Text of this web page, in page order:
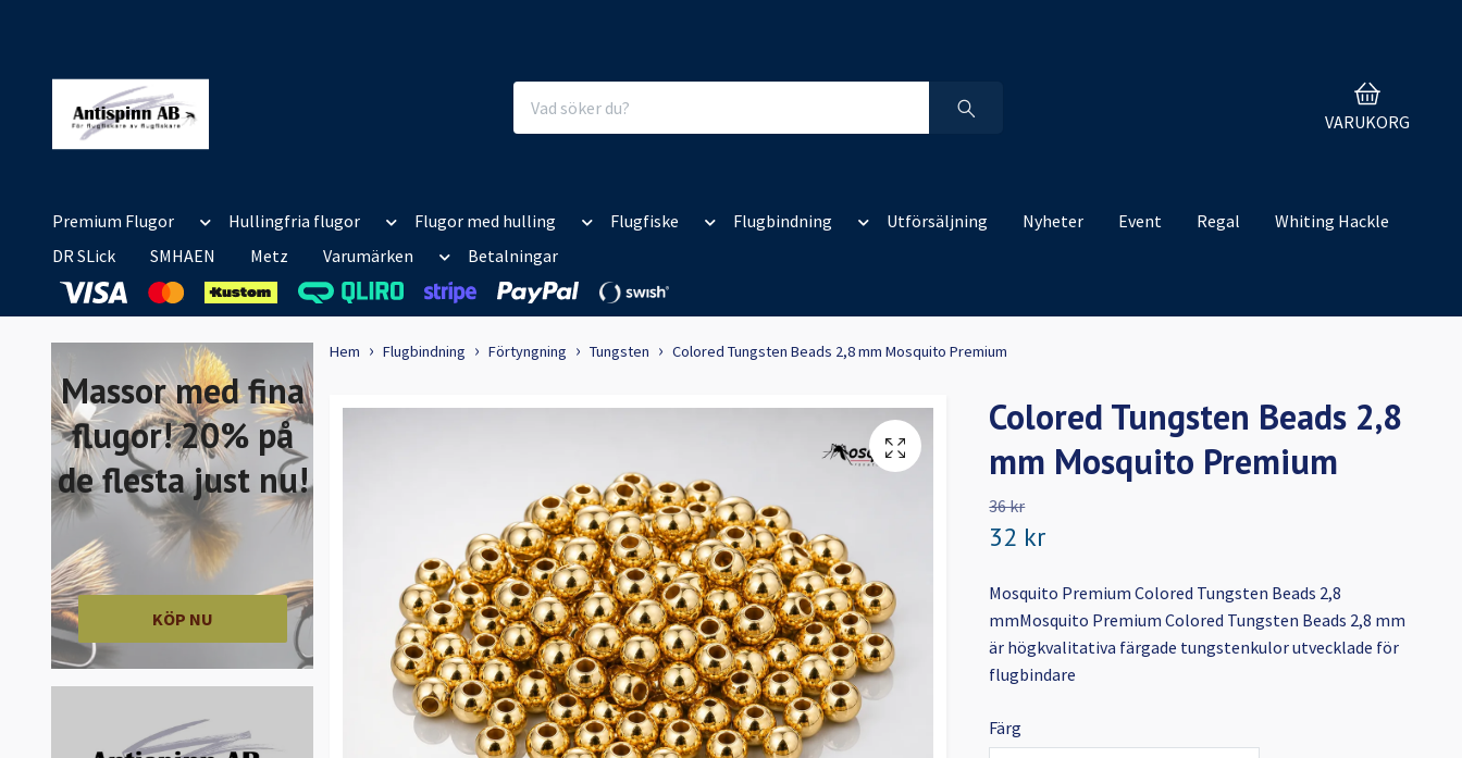
VARUKORG
Premium Flugor Hullingfria flugor Flugor med hulling Flugfiske Flugbindning Utförsäljning Nyheter Event Regal
Whiting Hackle
DR SLick
SMHAEN Metz Varumärken Betalningar
Massor med fina
flugor! 20% på
de flesta just nu!
KÖP NU
Hem Flugbindning Förtyngning Tungsten Colored Tungsten Beads 2,8 mm Mosquito Premium
Colored Tungsten Beads 2,8
mm Mosquito Premium
36 kr
32 kr
Mosquito Premium Colored Tungsten Beads 2,8
mmMosquito Premium Colored Tungsten Beads 2,8 mm
är högkvalitativa färgade tungstenkulor utvecklade för
flugbindare
Färg